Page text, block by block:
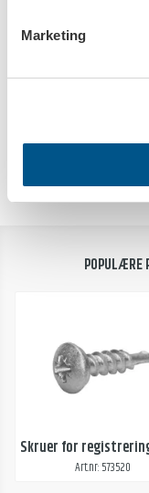
Marketing
POPULÆRE
Art.nr: 573520